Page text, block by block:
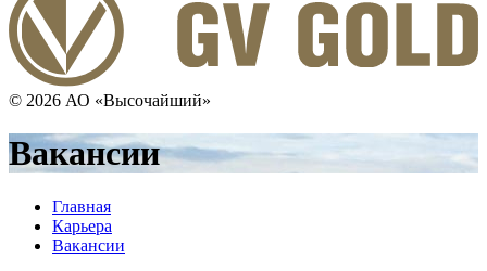
© 2026 АО «Высочайший»
Вакансии
Главная
Карьера
Вакансии